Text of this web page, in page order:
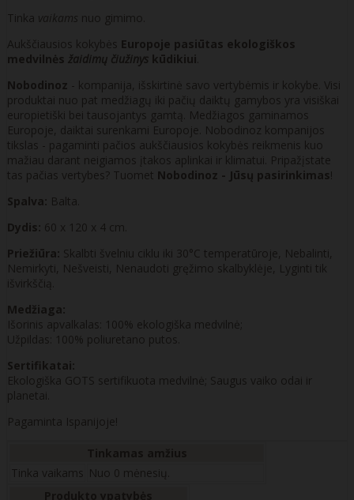
Tinka vaikams nuo gimimo.
Aukščiausios kokybės Europoje pasiūtas ekologiškos
medvilnės žaidimų čiužinys kūdikiui
Nobodinoz - kompanija, išskirtinė savo vertybėmis ir kokybe. Visi
produktai nuo pat medžiagų iki pačių daiktų gamybos yra visiškai
europietiški bei tausojantys gamtą. Medžiagos gaminamos
Europoje, daiktai surenkami Europoje. Nobodinoz kompanijos
tikslas - pagaminti pačios aukščiausios kokybės reikmenis kuo
mažiau darant neigiamos įtakos aplinkai ir klimatui. Pripažįstate
tas pačias vertybes? Tuomet Nobodinoz - Jūsų pasirinkimas!
Spalva: Balta.
Dydis: 60 x 120 x 4 cm.
Priežiūra: Skalbti švelniu ciklu iki 30°C temperatūroje, Nebalinti,
Nemirkyti, Nešveisti, Nenaudoti gręžimo skalbyklėje, Lyginti tik
išvirkščią.
Medžiaga:
Išorinis apvalkalas: 100% ekologiška medvilnė;
Užpildas: 100% poliuretano putos.
Sertifikatai:
Ekologiška GOTS sertifikuota medvilnė; Saugus vaiko odai ir
planetai.
Pagaminta Ispanijoje!
Tinka vaikams Nuo 0 mėnesių.